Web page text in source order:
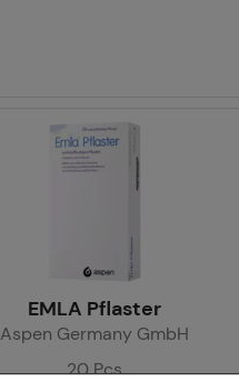
EMLA Pflaster
Aspen Germany GmbH
20Pcs